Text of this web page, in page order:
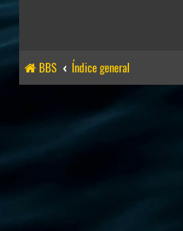
BBS Índice general